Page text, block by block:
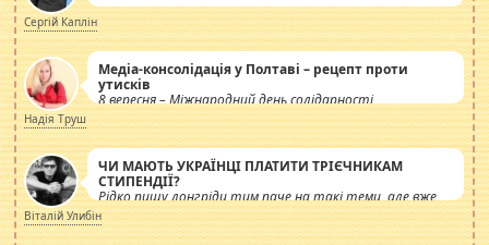
Сергій Каплін
Медіа-консолідація у Полтаві – рецепт проти
утисків
8 вересня – Міжнародний день солідарності
журналістів.
Надія Труш
ЧИ МАЮТЬ УКРАЇНЦІ ПЛАТИТИ ТРІЄЧНИКАМ
СТИПЕНДІЇ?
Рідко пишу лонгріди тим паче на такі теми, але вже
просто дістало! Обурюють сьогоднішні інсенуації
навколо стипендіального питання. Штучно
Віталій Улибін